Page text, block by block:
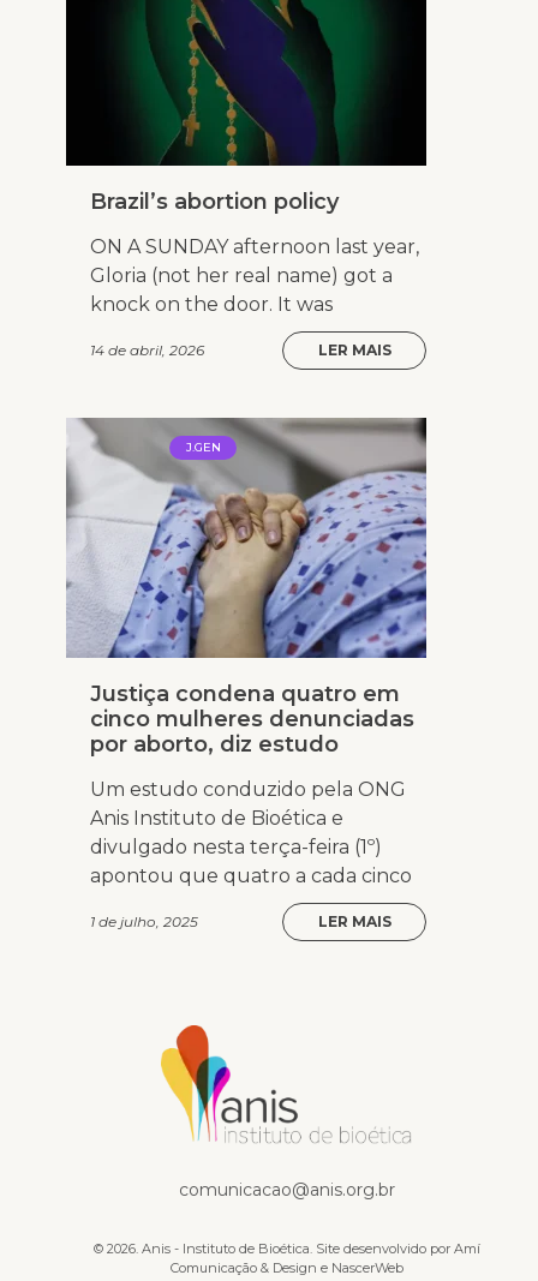
Brazil’s abor­tion policy
ON A SUNDAY after­noon last year,
Gloria (not her real name) got a
knock on the door. It was
14 de abril, 2026 LER MAIS
J.GEN
Justiça condena quatro em
cinco mulheres denunciadas
por aborto, diz estudo
Um estudo conduzido pela ONG
Anis Instituto de Bioética e
divulgado nesta terça-feira (1º)
apontou que quatro a cada cinco
1 de julho, 2025 LER MAIS
comunicacao@anis.org.br
© 2026. Anis - Instituto de Bioética. Site desenvolvido por Amí
Comunicação & Design e NascerWeb